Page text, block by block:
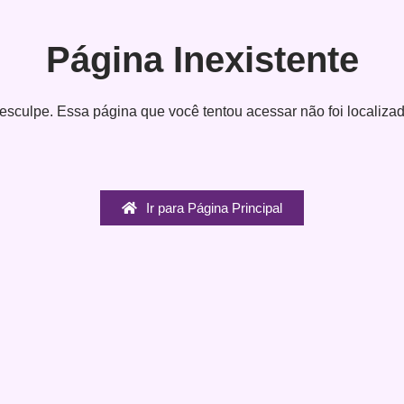
Página Inexistente
Essa página que você tentou acessar não foi
Ir para Página Principal